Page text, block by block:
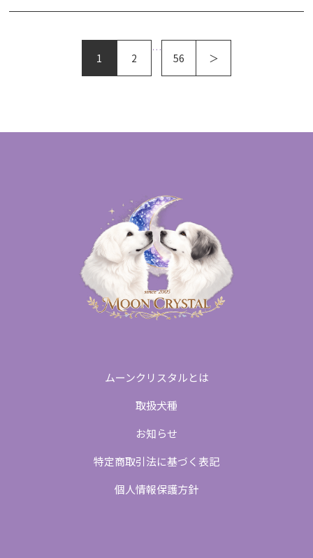
1 2
…
56 ＞
ムーンクリスタルとは
取扱犬種
お知らせ
特定商取引法に基づく表記
個人情報保護方針